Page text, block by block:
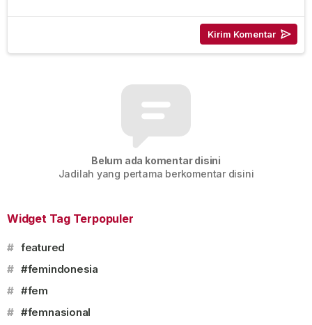
Belum ada komentar disini
Jadilah yang pertama berkomentar disini
Widget Tag Terpopuler
# featured
# #femindonesia
# #fem
# #femnasional